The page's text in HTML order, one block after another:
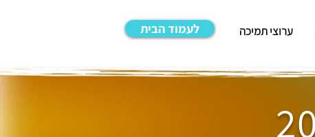
לעמוד הבית ערוצי תמיכה